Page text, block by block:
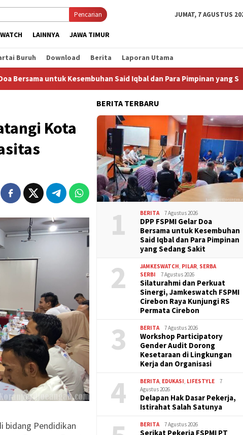
Pencarian JUMAT, 7 AGUSTUS
LAINNYA JAWA TIMUR
Buruh Download Berita Laporan Utama
Kesembuhan Said Iqbal dan Para Pimpinan yang Sedang Sakit
Kota
bidang Pendidikan
BERITA TERBARU
1 BERITA 7 Agustus 2026
DPP FSPMI Gelar Doa
Bersama untuk Kesembuhan
Said Iqbal dan Para Pimpinan
yang Sedang Sakit
2 JAMKESWATCH PILAR SERBA
SERBI
7 Agustus 2026
Silaturahmi dan Perkuat
Sinergi, Jamkeswatch FSPMI
Cirebon Raya Kunjungi RS
Permata Cirebon
3 BERITA 7 Agustus 2026
Workshop Participatory
Gender Audit Dorong
Kesetaraan di Lingkungan
Kerja dan Organisasi
4 BERITA EDUKASI LIFESTYLE
7
Agustus 2026
Delapan Hak Dasar Pekerja,
Istirahat Salah Satunya
BERITA 7 Agustus 2026
Serikat Pekerja FSPMI PT